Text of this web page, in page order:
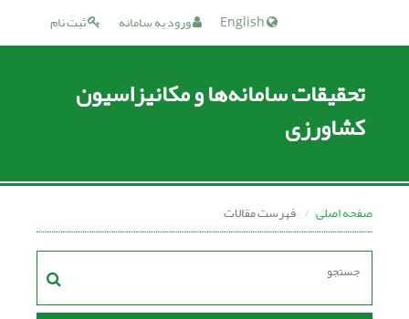
ثبت نام ورود به سامانه
تحقیقات سامانه‌ها و مکانیزاسیون
کشاورزی
صفحه اصلی فهرست مقالات